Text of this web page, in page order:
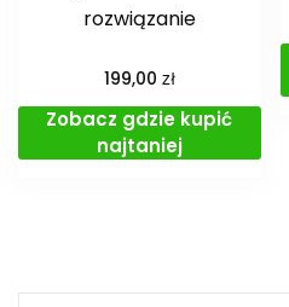
rozwiązanie
199,00 zł
Zobacz gdzie kupić
najtaniej